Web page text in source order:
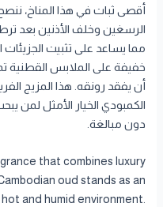
أقصى ثبات في هذا المناخ،
الرسغين وخلف الأذنين بعد
مما يساعد على تثبيت
خفيفة على الملابس القطنية
أن يفقد رونقه. هذا المزيج
الكمبودي الخيار الأمثل لمن
دون مبالغة.
that combines luxury
oud stands as an
and humid environment.